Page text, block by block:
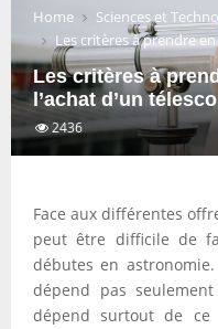
Home
Sciences et
Les critères à prendre
Les critères à
l’achat d’un
2436
Face aux différentes
peut être difficile de
débutes en
dépend pas
dépend surtout de